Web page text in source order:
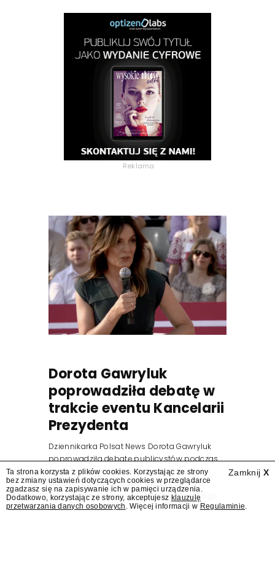
Reklama
Dorota Gawryluk
poprowadziła debatę w
trakcie eventu Kancelarii
Prezydenta
Dziennikarka Polsat News Dorota Gawryluk
poprowadziła debatę publicystów podczas
zorganizowanego przez Kancelarię
Prezydenta wydarzenia z okazji pierwszej
rocznicy zaprzysiężenia Karola Nawrockiego
na prezydenta.
Zamknij X
Ta strona korzysta z plików cookies. Korzystając ze strony
bez zmiany ustawień dotyczących cookies w przeglądarce
zgadzasz się na zapisywanie ich w pamięci urządzenia.
Dodatkowo, korzystając ze strony, akceptujesz klauzulę
przetwarzania danych osobowych . Więcej informacji w Regulaminie.